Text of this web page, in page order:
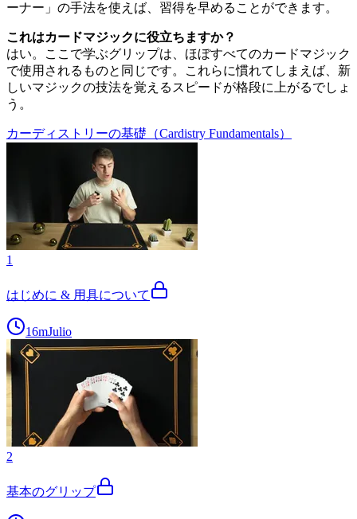
ーナー」の手法を使えば、習得を早めることができます。
これはカードマジックに役立ちますか？
はい。ここで学ぶグリップは、ほぼすべてのカードマジック
で使用されるものと同じです。これらに慣れてしまえば、新
しいマジックの技法を覚えるスピードが格段に上がるでしょ
う。
カーディストリーの基礎（Cardistry Fundamentals）
1
はじめに & 用具について
16mJulio
2
基本のグリップ